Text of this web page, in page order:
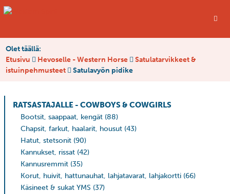
Olet täällä:
Etusivu
Hevoselle - Western Horse
Satulatarvikkeet &
istuinpehmusteet
Satulavyön pidike
RATSASTAJALLE - COWBOYS & COWGIRLS
Bootsit, saappaat, kengät (88)
Chapsit, farkut, haalarit, housut (43)
Hatut, stetsonit (90)
Kannukset, rissat (42)
Kannusremmit (35)
Korut, huivit, hattunauhat, lahjatavarat, lahjakortti (66)
Käsineet & sukat YMS (37)